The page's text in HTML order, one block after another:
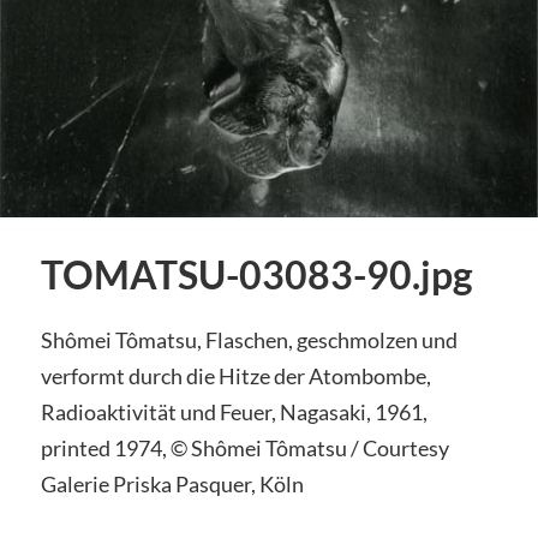
TOMATSU-03083-90.jpg
Shômei Tômatsu, Flaschen, geschmolzen und
verformt durch die Hitze der Atombombe,
Radioaktivität und Feuer, Nagasaki, 1961,
printed 1974, © Shômei Tômatsu / Courtesy
Galerie Priska Pasquer, Köln